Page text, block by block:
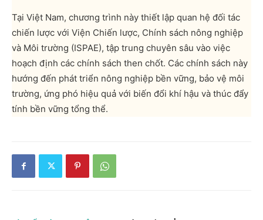
Tại Việt Nam, chương trình này thiết lập quan hệ đối tác
chiến lược với Viện Chiến lược, Chính sách nông nghiệp
và Môi trường (ISPAE), tập trung chuyên sâu vào việc
hoạch định các chính sách then chốt. Các chính sách này
hướng đến phát triển nông nghiệp bền vững, bảo vệ môi
trường, ứng phó hiệu quả với biến đổi khí hậu và thúc đẩy
tính bền vững tổng thể.